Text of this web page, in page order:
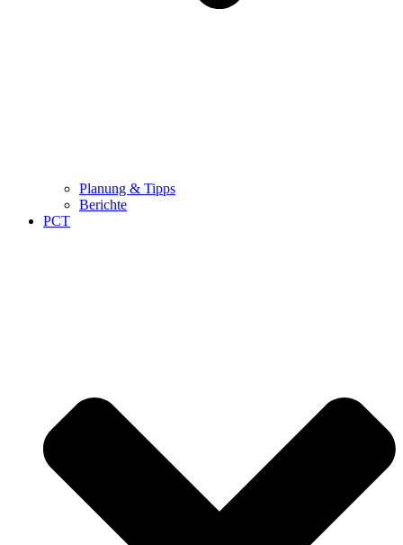
Planung & Tipps
Berichte
PCT